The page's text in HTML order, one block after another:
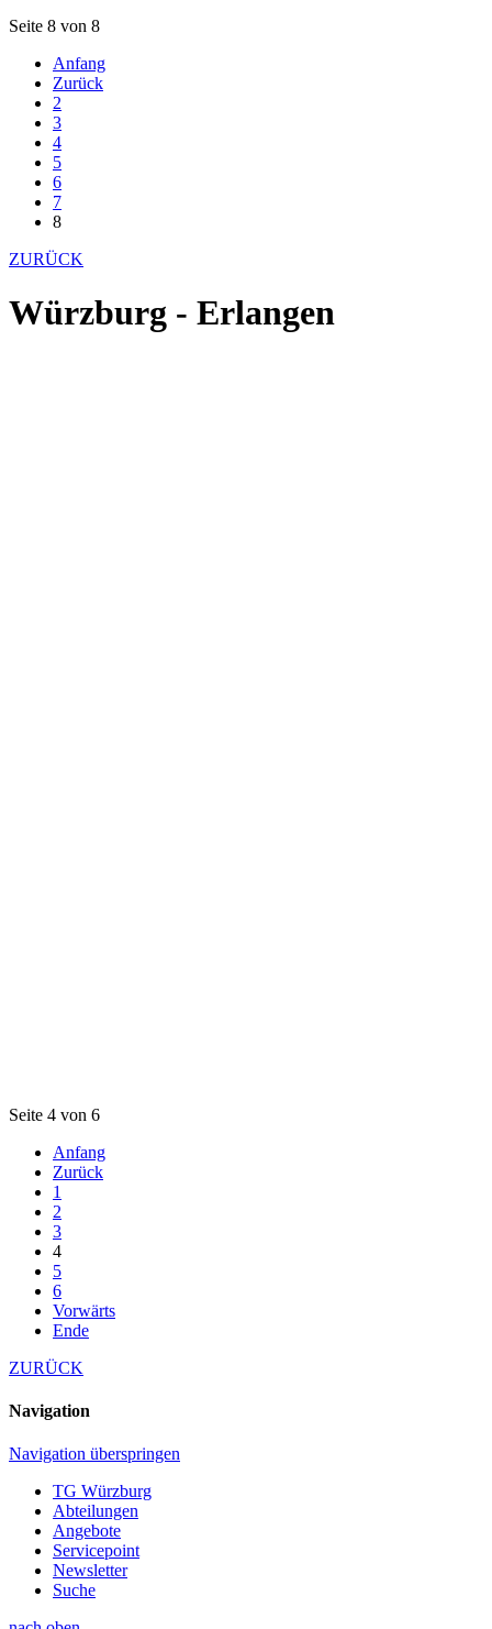
Seite 8 von 8
Anfang
Zurück
2
3
4
5
6
7
8
ZURÜCK
Würzburg - Erlangen
Seite 4 von 6
Anfang
Zurück
1
2
3
4
5
6
Vorwärts
Ende
ZURÜCK
Navigation
Navigation überspringen
TG Würzburg
Abteilungen
Angebote
Servicepoint
Newsletter
Suche